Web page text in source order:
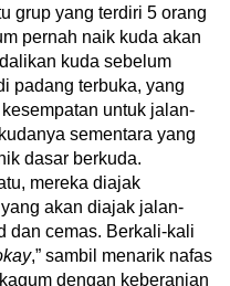
grup yang terdiri 5 orang
pernah naik kuda akan
kuda sebelum
padang terbuka, yang
untuk jalan-
sementara yang
dasar berkuda.
mereka diajak
yang akan diajak jalan-
dan cemas. Berkali-kali
,” sambil menarik nafas
dengan keberanian